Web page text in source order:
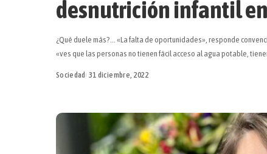
desnutrición infantil
¿Qué duele más?… «La falta de oportunidades», responde
«ves que las personas no tienen fácil acceso al agua potable,
Sociedad 31 diciembre, 2022